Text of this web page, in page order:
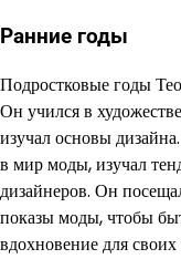
Ранние годы
Подростковые годы
Он учился в
изучал основы
в мир моды, изучал
дизайнеров. Он
показы моды, чтобы
вдохновение для